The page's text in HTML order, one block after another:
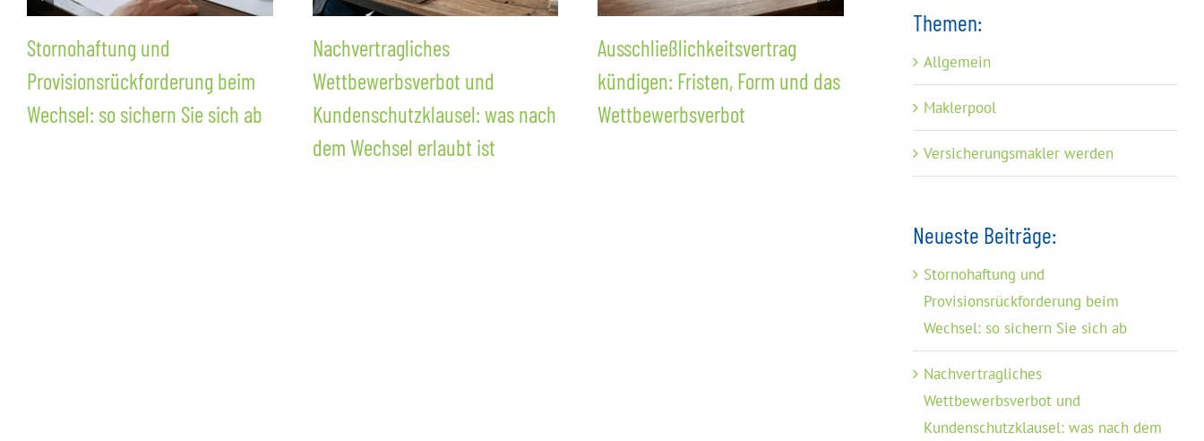
Stornohaftung und
Provisionsrückforderung beim
Wechsel: so sichern Sie sich ab
Nachvertragliches
Wettbewerbsverbot und
Kundenschutzklausel: was nach
dem Wechsel erlaubt ist
Ausschließlichkeitsvertrag
kündigen: Fristen, Form und das
Wettbewerbsverbot
Altersvorsorge: was er für Ihre
Rente bedeutet
Themen:
Allgemein
Maklerpool
Versicherungsmakler werden
Neueste Beiträge:
Stornohaftung und
Provisionsrückforderung beim
Wechsel: so sichern Sie sich ab
Nachvertragliches
Wettbewerbsverbot und
Kundenschutzklausel: was nach dem